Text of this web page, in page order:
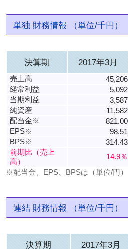
単独 財務情報 （単位/千円）
決算期 2017年3月
売上高 45,206
経常利益
5,092
当期利益
3,587
純資産
11,582
配当金※ 821.00
EPS※ 98.51
BPS※ 314.43
前期比（売上
高）
14.9％
※配当金、EPS、BPSは（単位/円）
連結 財務情報 （単位/千円）
決算期 2017年3月